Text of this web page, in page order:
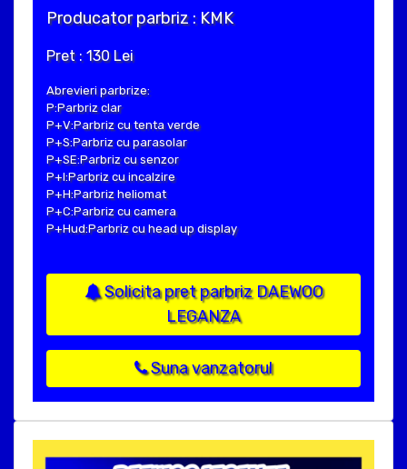
Producator parbriz : KMK
Pret : 130 Lei
Abrevieri parbrize:
P:Parbriz clar
P+V:Parbriz cu tenta verde
P+S:Parbriz cu parasolar
P+SE:Parbriz cu senzor
P+I:Parbriz cu incalzire
P+H:Parbriz heliomat
P+C:Parbriz cu camera
P+Hud:Parbriz cu head up display
Solicita pret parbriz DAEWOO
LEGANZA
Suna vanzatorul